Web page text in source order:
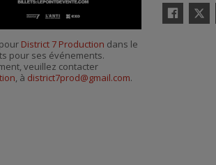
Facebook
Twitter
District 7 Production dans le
pour ses événements.
veuillez contacter
, à district7prod@gmail.com.